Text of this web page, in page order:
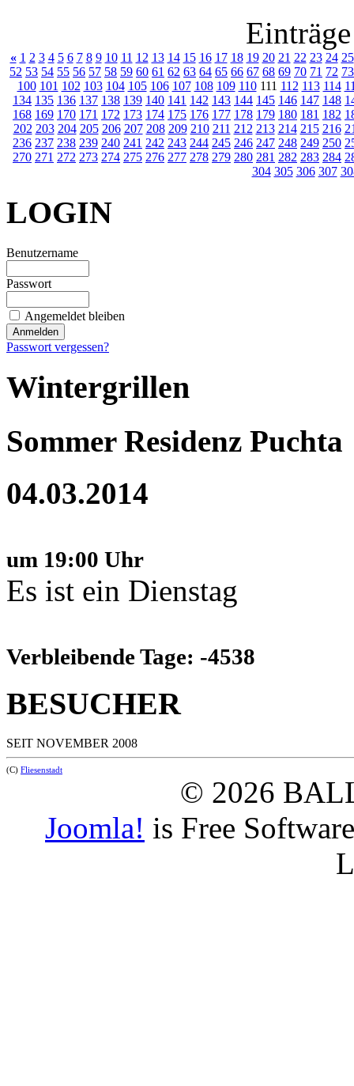
« 1 2 3 4 5 6 7 8 9 10 11 12 13 14 15 16 17 18 19 20 21 22 23 24 25
52 53 54 55 56 57 58 59 60 61 62 63 64 65 66 67 68 69 70 71 72 73
100 101 102 103 104 105 106 107 108 109 110111 112 113 114
134 135 136 137 138 139 140 141 142 143 144 145 146 147 148
168 169 170 171 172 173 174 175 176 177 178 179 180 181 182
202 203 204 205 206 207 208 209 210 211 212 213 214 215 216
236 237 238 239 240 241 242 243 244 245 246 247 248 249 250
270 271 272 273 274 275 276 277 278 279 280 281 282 283 284
304 305 306 307
LOGIN
Benutzername
Passwort
Angemeldet bleiben
Passwort vergessen?
Wintergrillen
Sommer Residenz Puchta
04.03.2014
um 19:00 Uhr
Es ist ein Dienstag
Verbleibende Tage: -4538
BESUCHER
SEIT NOVEMBER 2008
(C) Fliesenstadt
© 2026
Joomla! is Free